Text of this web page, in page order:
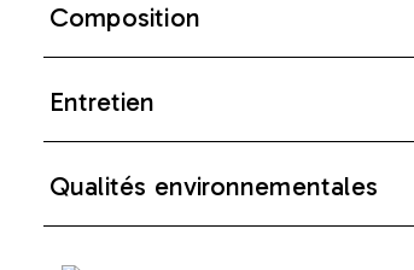
Composition
Entretien
Qualités environnementales